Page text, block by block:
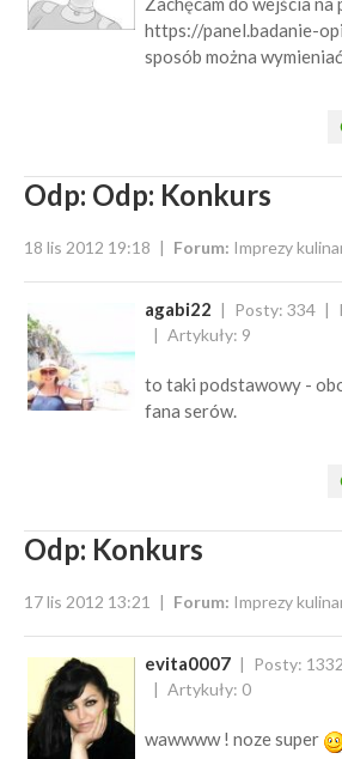
https://panel.badanie-
sposób można
Odp: Odp: Konkurs
18 lis 2012 19:18 Forum: Imprezy
agabi22 Posty: 334
Artykuły: 9
to taki podstawowy -
fana serów.
Odp: Konkurs
17 lis 2012 13:21 Forum: Imprezy
evita0007 Posty: 1332
Artykuły: 0
wawwww ! noze super